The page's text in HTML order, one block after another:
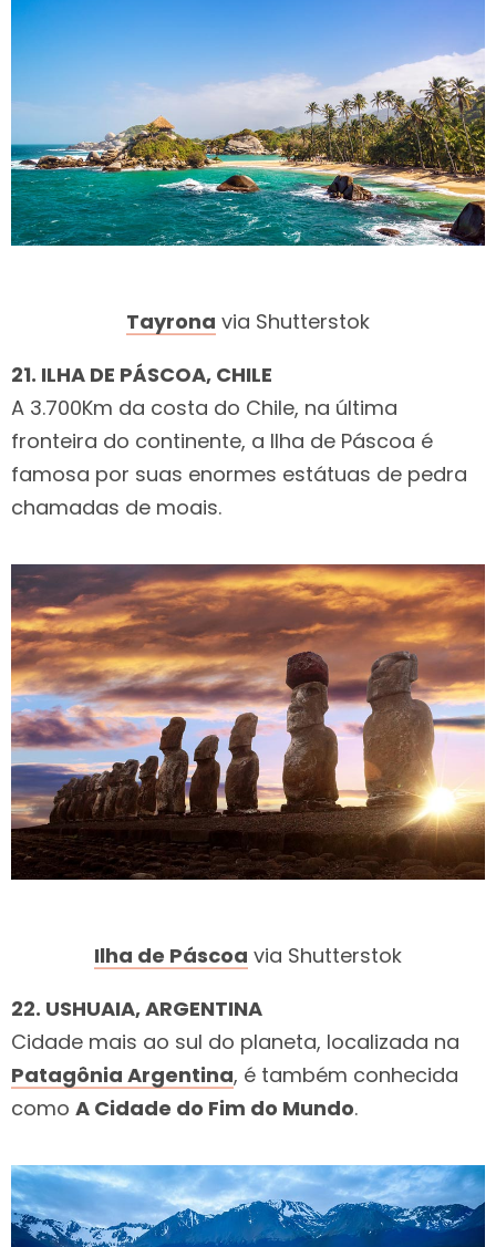
Tayrona via Shutterstok
21. ILHA DE PÁSCOA, CHILE
A 3.700Km da costa do Chile, na última
fronteira do continente, a Ilha de Páscoa é
famosa por suas enormes estátuas de pedra
chamadas de moais.
Ilha de Páscoa via Shutterstok
22. USHUAIA, ARGENTINA
Cidade mais ao sul do planeta, localizada na
Patagônia Argentina, é também conhecida
como A Cidade do Fim do Mundo.